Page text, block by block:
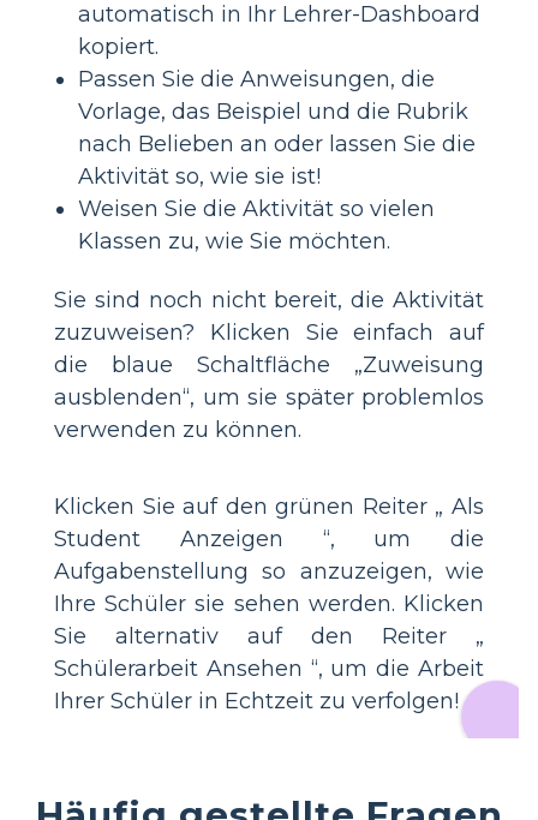
automatisch in Ihr Lehrer-Dashboard
kopiert.
Passen Sie die Anweisungen, die
Vorlage, das Beispiel und die Rubrik
nach Belieben an oder lassen Sie die
Aktivität so, wie sie ist!
Weisen Sie die Aktivität so vielen
Klassen zu, wie Sie möchten.
Sie sind noch nicht bereit, die Aktivität
zuzuweisen? Klicken Sie einfach auf
die blaue Schaltfläche „Zuweisung
ausblenden“, um sie später problemlos
verwenden zu können.
Klicken Sie auf den grünen Reiter „ Als
Student Anzeigen “, um die
Aufgabenstellung so anzuzeigen, wie
Ihre Schüler sie sehen werden. Klicken
Sie alternativ auf den Reiter „
Schülerarbeit Ansehen “, um die Arbeit
Ihrer Schüler in Echtzeit zu verfolgen!